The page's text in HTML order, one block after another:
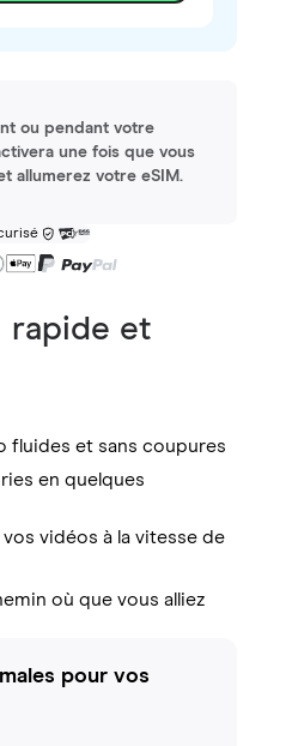
ou pendant votre
une fois que vous
allumerez votre eSIM.
rapide et
fluides et sans coupures
en quelques
vidéos à la vitesse de
où que vous alliez
pour vos